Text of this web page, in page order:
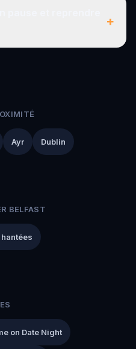
+
Ayr Dublin
BELFAST
on Date Night